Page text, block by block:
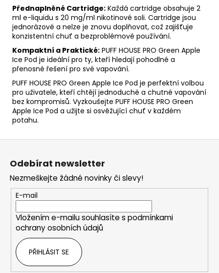
Přednaplněné Cartridge: Každá cartridge obsahuje 2
ml e-liquidu s 20 mg/ml nikotinové soli. Cartridge jsou
jednorázové a nelze je znovu doplňovat, což zajišťuje
konzistentní chuť a bezproblémové používání.
Kompaktní a Praktické: PUFF HOUSE PRO Green Apple
Ice Pod je ideální pro ty, kteří hledají pohodlné a
přenosné řešení pro své vapování.
PUFF HOUSE PRO Green Apple Ice Pod je perfektní volbou
pro uživatele, kteří chtějí jednoduché a chutné vapování
bez kompromisů. Vyzkoušejte PUFF HOUSE PRO Green
Apple Ice Pod a užijte si osvěžující chuť v každém
potahu.
Odebírat newsletter
Nezmeškejte žádné novinky či slevy!
E-mail
Vložením e-mailu souhlasíte s podmínkami
ochrany osobních údajů
PŘIHLÁSIT SE